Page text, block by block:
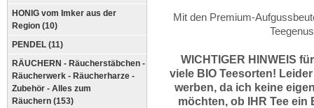
HONIG vom Imker aus der
Region (10)
PENDEL (11)
RÄUCHERN - Räucherstäbchen -
Räucherwerk - Räucherharze -
Zubehör - Alles zum
Räuchern (153)
Mit den Premium-
WICHTIGER HINWEIS
viele BIO Teesorten!
werben, daich keine
möchten, ob IHR Tee ein